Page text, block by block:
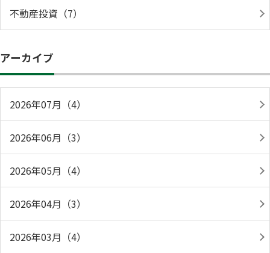
不動産投資（7）
アーカイブ
2026年07月（4）
2026年06月（3）
2026年05月（4）
2026年04月（3）
2026年03月（4）